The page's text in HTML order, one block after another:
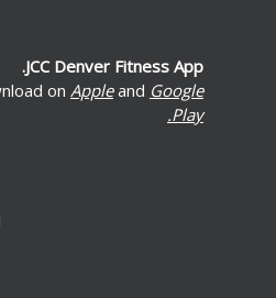
JCC Denver Fitness App.
on Appleand Google
Play.